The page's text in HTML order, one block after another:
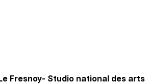
Fresnoy- Studio national des arts